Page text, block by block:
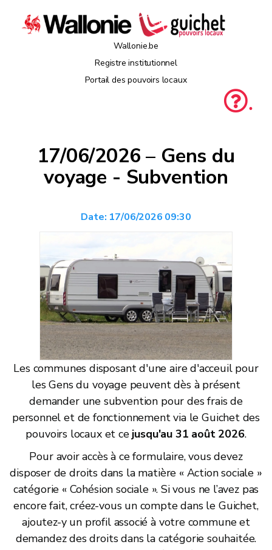
Wallonie.be
Registre institutionnel
Portail des pouvoirs locaux
.
17/06/2026 – Gens du
voyage - Subvention
Date: 17/06/2026 09:30
Les communes disposant d'une aire d'acceuil pour
les Gens du voyage peuvent dès à présent
demander une subvention pour des frais de
personnel et de fonctionnement via le Guichet des
pouvoirs locaux et cejusqu'au 31 août 2026.
Pour avoir accès à ce formulaire, vous devez
disposer de droits dans la matière « Action sociale »
catégorie « Cohésion sociale ». Si vous ne l’avez pas
encore fait, créez-vous un compte dans le Guichet,
ajoutez-y un profil associé à votre commune et
demandez des droits dans la catégorie souhaitée.